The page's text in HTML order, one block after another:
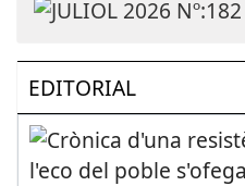
EDITORIAL